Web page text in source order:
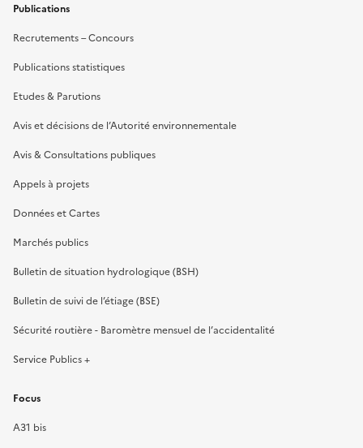
Publications
Recrutements – Concours
Publications statistiques
Etudes & Parutions
Avis et décisions de l’Autorité environnementale
Avis & Consultations publiques
Appels à projets
Données et Cartes
Marchés publics
Bulletin de situation hydrologique (BSH)
Bulletin de suivi de l’étiage (BSE)
Sécurité routière - Baromètre mensuel de l’accidentalité
Service Publics +
Focus
A31 bis